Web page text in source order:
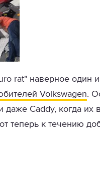
rat" наверное один
Volkswagen.
даже Caddy, когда
теперь к течению